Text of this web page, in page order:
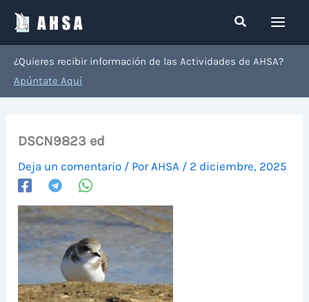
contenido
Buscar
¿Quieres recibir información de las Actividades de AHSA?
Apúntate Aquí
DSCN9823 ed
Deja un comentario / Por AHSA / 2 diciembre, 2025